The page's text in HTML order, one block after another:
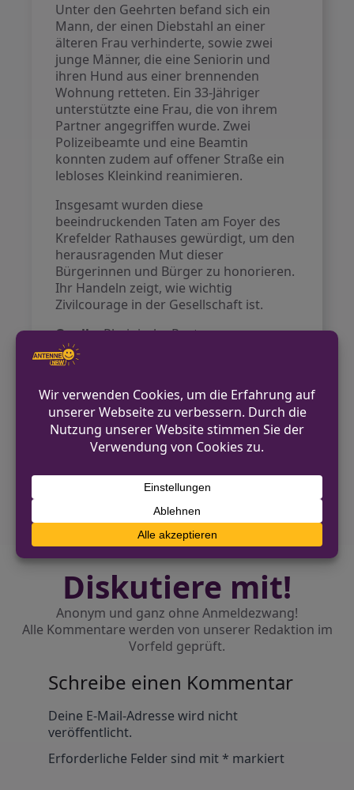
Unter den Geehrten befand sich ein
Mann, der einen Diebstahl an einer
älteren Frau verhinderte, sowie zwei
junge Männer, die eine Seniorin und
ihren Hund aus einer brennenden
Wohnung retteten. Ein 33-Jähriger
unterstützte eine Frau, die von ihrem
Partner angegriffen wurde. Zwei
Polizeibeamte und eine Beamtin
konnten zudem auf offener Straße ein
lebloses Kleinkind reanimieren.
Insgesamt wurden diese
beeindruckenden Taten am Foyer des
Krefelder Rathauses gewürdigt, um den
herausragenden Mut dieser
Bürgerinnen und Bürger zu honorieren.
Ihr Handeln zeigt, wie wichtig
Zivilcourage in der Gesellschaft ist.
Quelle:Rheinische Post
VORHERIGER BEITRAG
Stadtrat und Kreistag in NRW: Aufgaben
und Bedeutung
NÄCHSTER BEITRAG
Niederländische Gemeinden kämpfen
gegen Windpark im Reichswald
Diskutiere mit!
Anonym und ganz ohne Anmeldezwang!
Alle Kommentare werden von unserer Redaktion im
Vorfeld geprüft.
Schreibe einen Kommentar
Deine E-Mail-Adresse wird nicht
veröffentlicht.
Erforderliche Felder sind mit* markiert